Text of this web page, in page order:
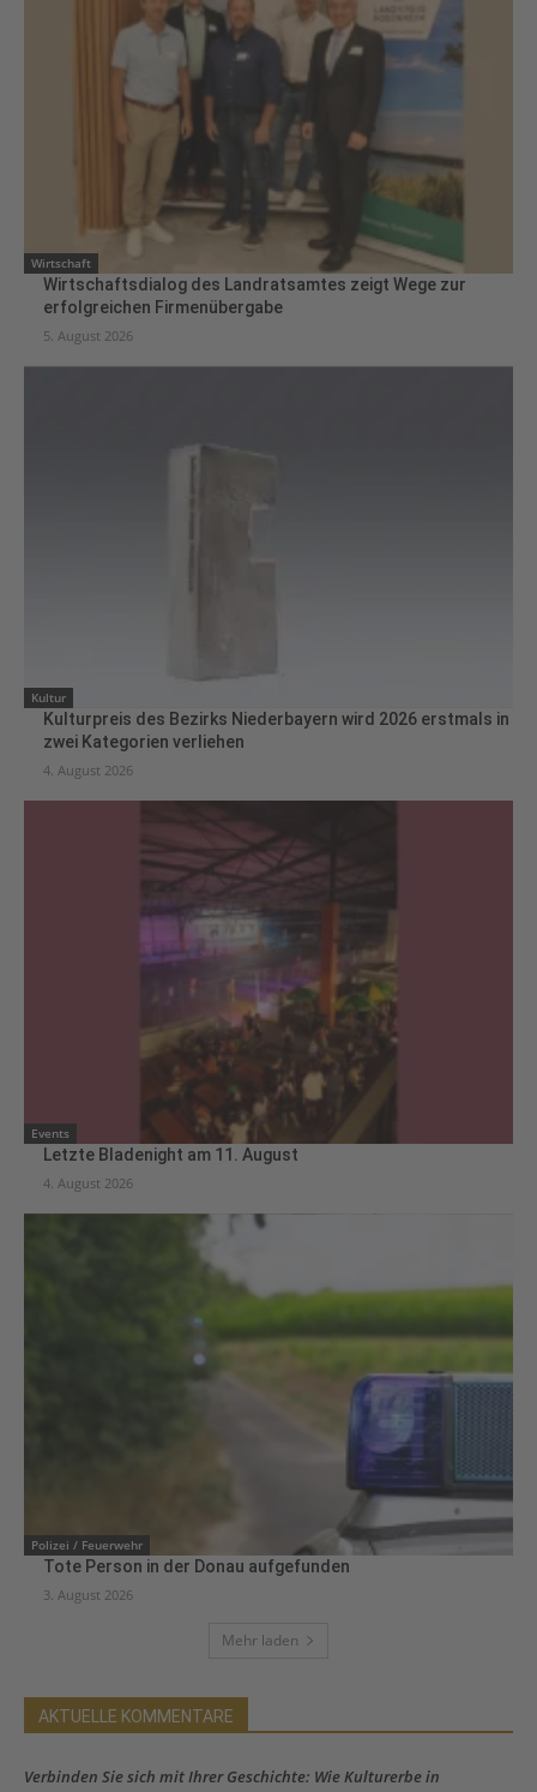
Wirtschaft
Wirtschaftsdialog des Landratsamtes zeigt Wege zur
erfolgreichen Firmenübergabe
5. August 2026
Kultur
Kulturpreis des Bezirks Niederbayern wird 2026 erstmals in
zwei Kategorien verliehen
4. August 2026
Events
Letzte Bladenight am 11. August
4. August 2026
Polizei / Feuerwehr
Tote Person in der Donau aufgefunden
3. August 2026
Mehr laden
AKTUELLE KOMMENTARE
Verbinden Sie sich mit Ihrer Geschichte: Wie Kulturerbe in